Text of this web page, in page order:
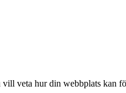
vill veta hur din webbplats kan